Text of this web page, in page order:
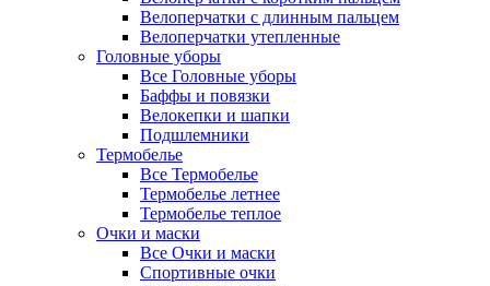
Велоперчатки с длинным пальцем
Велоперчатки утепленные
Головные уборы
Все Головные уборы
Баффы и повязки
Велокепки и шапки
Подшлемники
Термобелье
Все Термобелье
Термобелье летнее
Термобелье теплое
Очки и маски
Все Очки и маски
Спортивные очки